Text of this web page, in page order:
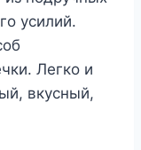
усилий.
Легко и
вкусный,